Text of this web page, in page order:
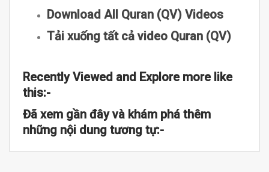
Download All Quran (QV) Videos
Tải xuống tất cả video Quran (QV)
Recently Viewed and Explore more like
this:-
Đã xem gần đây và khám phá thêm
những nội dung tương tự:-